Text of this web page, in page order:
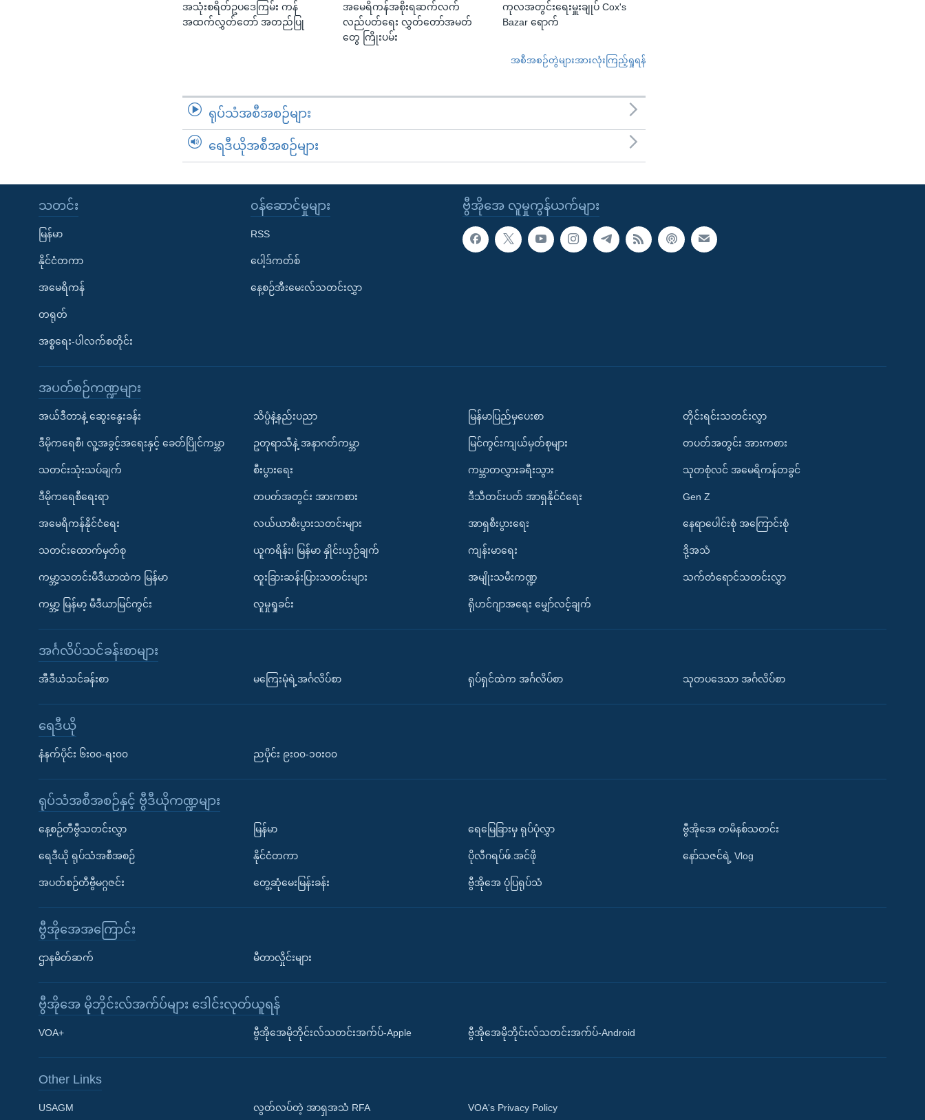
Learning English
အသုံးစရိတ်ဥပဒေကြမ်း ကန်
အထက်လွှတ်တော် အတည်ပြု
အမေရိကန်အစိုးရဆက်လက်
လည်ပတ်ရေး လွှတ်တော်အမတ်
တွေ ကြိုးပမ်း
ကုလအတွင်းရေးမှူးချုပ် Cox's
Bazar ရောက်
အစီအစဉ်တွဲများအားလုံးကြည့်ရှုရန်
ရုပ်သံအစီအစဉ်များ
ရေဒီယိုအစီအစဉ်များ
ဗွီအိုအေ လူမှုကွန်ယက်များ
သတင်း
မြန်မာ
နိုင်ငံတကာ
အမေရိကန်
တရုတ်
အစ္စရေး-ပါလက်စတိုင်း
၀န်ဆောင်မှုများ
RSS
ပေါ့ဒ်ကတ်စ်
နေ့စဉ်အီးမေးလ်သတင်းလွှာ
အပတ်စဉ်ကဏ္ဍများ
အယ်ဒီတာနဲ့ ဆွေးနွေးခန်း
ဒီမိုကရေစီ၊ လူ့အခွင့်အရေးနှင့် ခေတ်ပြိုင်ကမ္ဘာ
သတင်းသုံးသပ်ချက်
ဒီမိုကရေစီရေးရာ
အမေရိကန်နိုင်ငံရေး
သတင်းထောက်မှတ်စု
ကမ္ဘာ့သတင်းမီဒီယာထဲက မြန်မာ
ကမ္ဘာ့ မြန်မာ့ မီဒီယာမြင်ကွင်း
သိပ္ပံနဲ့နည်းပညာ
ဥတုရာသီနဲ့ အနာဂတ်ကမ္ဘာ
စီးပွားရေး
တပတ်အတွင်း အားကစား
လယ်ယာစီးပွားသတင်းများ
ယူကရိန်း၊ မြန်မာ နှိုင်းယှဉ်ချက်
ထူးခြားဆန်းပြားသတင်းများ
လူမှုရှုခင်း
မြန်မာပြည်မှပေးစာ
မြင်ကွင်းကျယ်မှတ်စုများ
ကမ္ဘာတလွှားခရီးသွား
ဒီသီတင်းပတ် အာရှနိုင်ငံရေး
အာရှစီးပွားရေး
ကျန်းမာရေး
အမျိုးသမီးကဏ္ဍ
ရိုဟင်ဂျာအရေး မျှော်လင့်ချက်
တိုင်းရင်းသတင်းလွှာ
တပတ်အတွင်း အားကစား
သုတစုံလင် အမေရိကန်တခွင်
Gen Z
နေရာပေါင်းစုံ အကြောင်းစုံ
ဒို့အသံ
သက်တံရောင်သတင်းလွှာ
အင်္ဂလိပ်သင်ခန်းစာများ
အီဒီယံသင်ခန်းစာ မကြေးမုံရဲ့အင်္ဂလိပ်စာ ရုပ်ရှင်ထဲက အင်္ဂလိပ်စာ သုတပဒေသာ အင်္ဂလိပ်စာ
ရေဒီယို
နံနက်ပိုင်း ၆း၀၀-ရး၀၀ ညပိုင်း ၉း၀၀-၁၀း၀၀
ရုပ်သံအစီအစဉ်နှင့် ဗွီဒီယိုကဏ္ဍများ
နေ့စဉ်တီဗွီသတင်းလွှာ
ရေဒီယို ရုပ်သံအစီအစဉ်
အပတ်စဉ်တီဗွီမဂ္ဂဇင်း
မြန်မာ
နိုင်ငံတကာ
တွေ့ဆုံမေးမြန်းခန်း
ရေမြေခြားမှ ရုပ်ပုံလွှာ
ပိုလီဂရပ်ဖ်.အင်ဖို
ဗွီအိုအေ ပုံပြရုပ်သံ
ဗွီအိုအေ တမိနစ်သတင်း
နော်သဇင်ရဲ့ Vlog
ဗွီအိုအေအကြောင်း
ဌာနမိတ်ဆက် မီတာလှိုင်းများ
ဗွီအိုအေ မိုဘိုင်းလ်အက်ပ်များ ဒေါင်းလုတ်ယူရန်
VOA+ ဗွီအိုအေမိုဘိုင်းလ်သတင်းအက်ပ်-Apple ဗွီအိုအေမိုဘိုင်းလ်သတင်းအက်ပ်-Android
Other Links
USAGM လွတ်လပ်တဲ့ အာရှအသံ RFA VOA's Privacy Policy